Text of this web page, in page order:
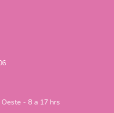
- 8 a 17 hrs